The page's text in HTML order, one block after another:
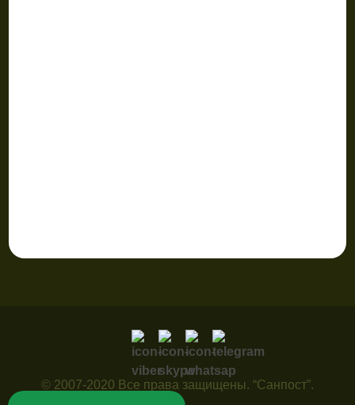
© 2007-2020 Все права защищены. “Санпост”.